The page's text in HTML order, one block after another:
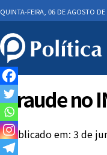
QUINTA-FEIRA, 06 DE AGOSTO
Fraude no
Publicado em: 3 de